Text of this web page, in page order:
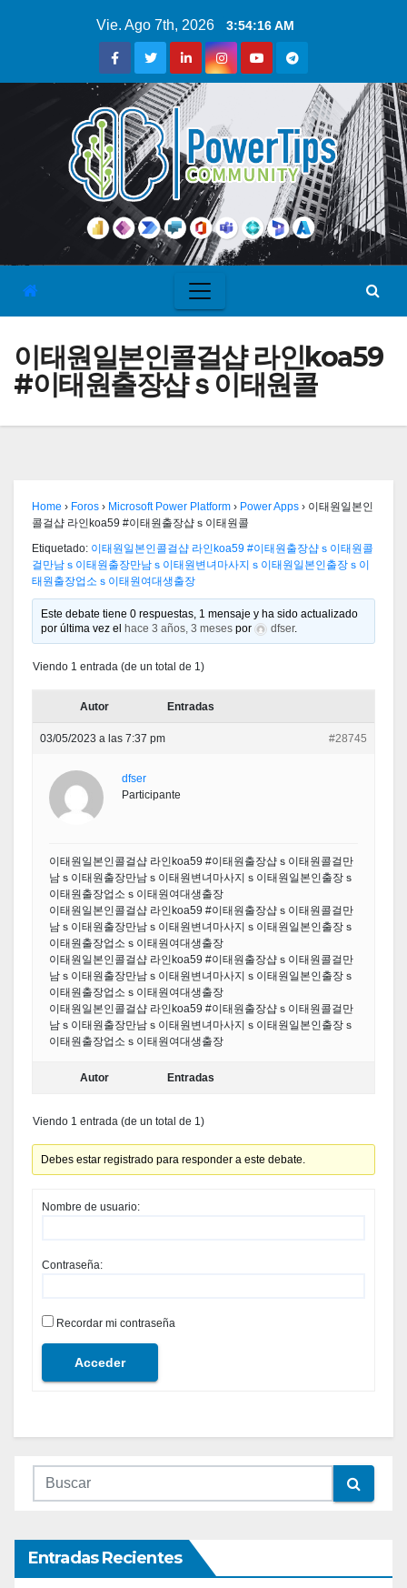
Vie. Ago 7th, 2026 3:54:16 AM
이태원일본인콜걸샵 라인koa59
#이태원출장샵ｓ이태원콜
Home › Foros › Microsoft Power Platform › Power Apps › 이태원일본인
콜걸샵 라인koa59 #이태원출장샵ｓ이태원콜
Etiquetado: 이태원일본인콜걸샵 라인koa59 #이태원출장샵ｓ이태원콜
걸만남ｓ이태원출장만남ｓ이태원변녀마사지ｓ이태원일본인출장ｓ이
태원출장업소ｓ이태원여대생출장
Este debate tiene 0 respuestas, 1 mensaje y ha sido actualizado
por última vez el
hace 3 años, 3 meses por dfser.
Viendo 1 entrada (de un total de 1)
Autor Entradas
03/05/2023 a las 7:37 pm #28745
dfser
Participante
이태원일본인콜걸샵 라인koa59 #이태원출장샵ｓ이태원콜걸만
남ｓ이태원출장만남ｓ이태원변녀마사지ｓ이태원일본인출장ｓ
이태원출장업소ｓ이태원여대생출장
이태원일본인콜걸샵 라인koa59 #이태원출장샵ｓ이태원콜걸만
남ｓ이태원출장만남ｓ이태원변녀마사지ｓ이태원일본인출장ｓ
이태원출장업소ｓ이태원여대생출장
이태원일본인콜걸샵 라인koa59 #이태원출장샵ｓ이태원콜걸만
남ｓ이태원출장만남ｓ이태원변녀마사지ｓ이태원일본인출장ｓ
이태원출장업소ｓ이태원여대생출장
이태원일본인콜걸샵 라인koa59 #이태원출장샵ｓ이태원콜걸만
남ｓ이태원출장만남ｓ이태원변녀마사지ｓ이태원일본인출장ｓ
이태원출장업소ｓ이태원여대생출장
Autor Entradas
Viendo 1 entrada (de un total de 1)
Debes estar registrado para responder a este debate.
Nombre de usuario:
Contraseña:
Recordar mi contraseña
Acceder
Entradas Recientes